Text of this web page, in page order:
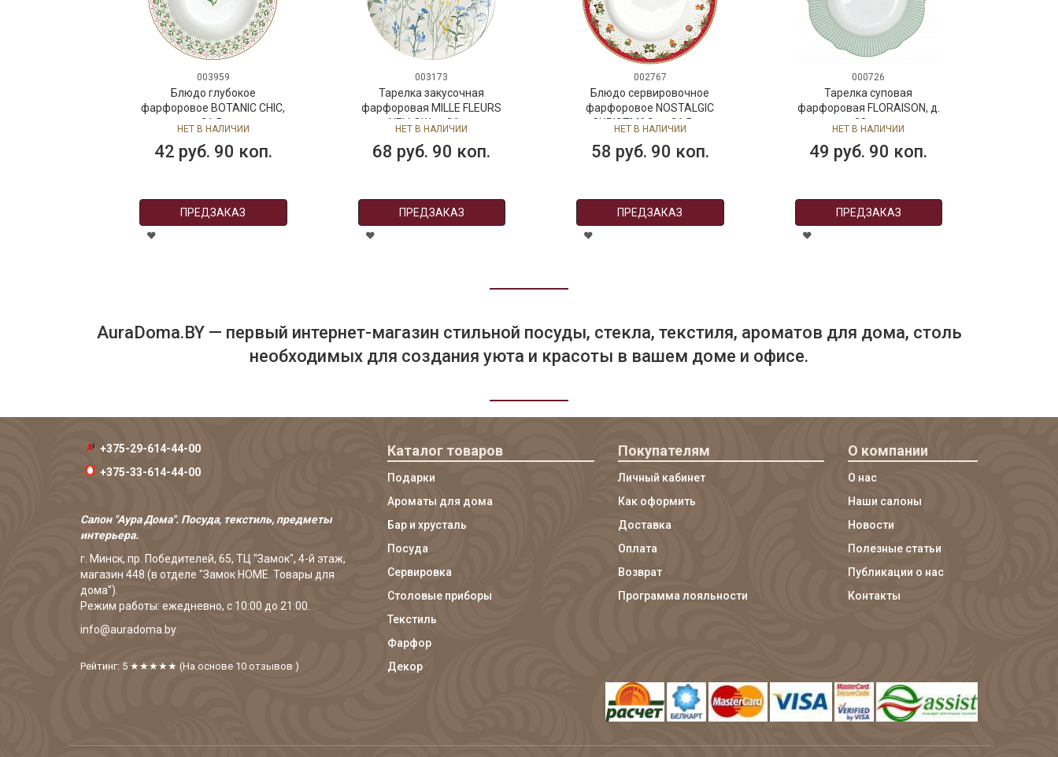
003959
Блюдо глубокое
фарфоровое BOTANIC CHIC,
д. 21,5 см
НЕТ В НАЛИЧИИ
42 руб. 90 коп.
ПРЕДЗАКАЗ
003173
Тарелка закусочная
фарфоровая MILLE FLEURS
YELLOW, д. 26 см
НЕТ В НАЛИЧИИ
68 руб. 90 коп.
ПРЕДЗАКАЗ
002767
Блюдо сервировочное
фарфоровое NOSTALGIC
CHRISTMAS, д. 26,5 см
НЕТ В НАЛИЧИИ
58 руб. 90 коп.
ПРЕДЗАКАЗ
000726
Тарелка суповая
фарфоровая FLORAISON, д.
23 см
НЕТ В НАЛИЧИИ
49 руб. 90 коп.
ПРЕДЗАКАЗ
AuraDoma.BY — первый интернет-магазин стильной посуды, стекла, текстиля, ароматов для дома, столь
необходимых для создания уюта и красоты в вашем доме и офисе.
+375-29-614-44-00
+375-33-614-44-00
Салон "Аура Дома". Посуда, текстиль, предметы
интерьера.
г. Минск, пр. Победителей, 65, ТЦ "Замок", 4-й этаж,
магазин 448 (в отделе "Замок HOME. Товары для
дома").
Режим работы: ежедневно, с 10:00 до 21:00.
info@auradoma.by
Рейтинг: 5 ★★★★★ (На основе 10 отзывов )
Каталог товаров
Подарки
Ароматы для дома
Бар и хрусталь
Посуда
Сервировка
Столовые приборы
Текстиль
Фарфор
Декор
Покупателям
Личный кабинет
Как оформить
Доставка
Оплата
Возврат
Программа лояльности
О компании
О нас
Наши салоны
Новости
Полезные статьи
Публикации о нас
Контакты